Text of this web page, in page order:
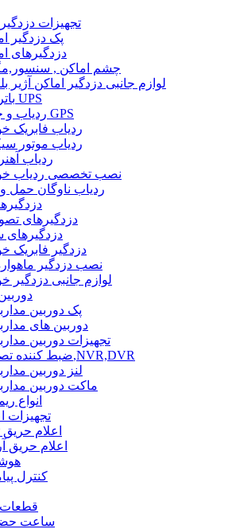
تجهیزات
پک دزدگیر
دزدگیرهای
چشم اماکن ,
لوازم جانبی دزدگیر اماکن آژیر
باتری و UPS
ردیاب و جی پی اس GPS
ردیاب فابریک
ردیاب موتور
ردیاب
نصب تخصصی ردیاب
ردیاب ناوگان حمل
دزدگیرهای
دزدگیرهای
دزدگیر فابریک
نصب دزدگیر
لوازم جانبی دزدگیر
پک دوربین
دوربین های
تجهیزات دوربین
ضبط کننده تصاویر,NVR,DVR
لنز دوربین
ماکت دوربین
انواع
تجهیزات
اعلام حریق
اعلام حریق
کنترل
قطعات
ساعت